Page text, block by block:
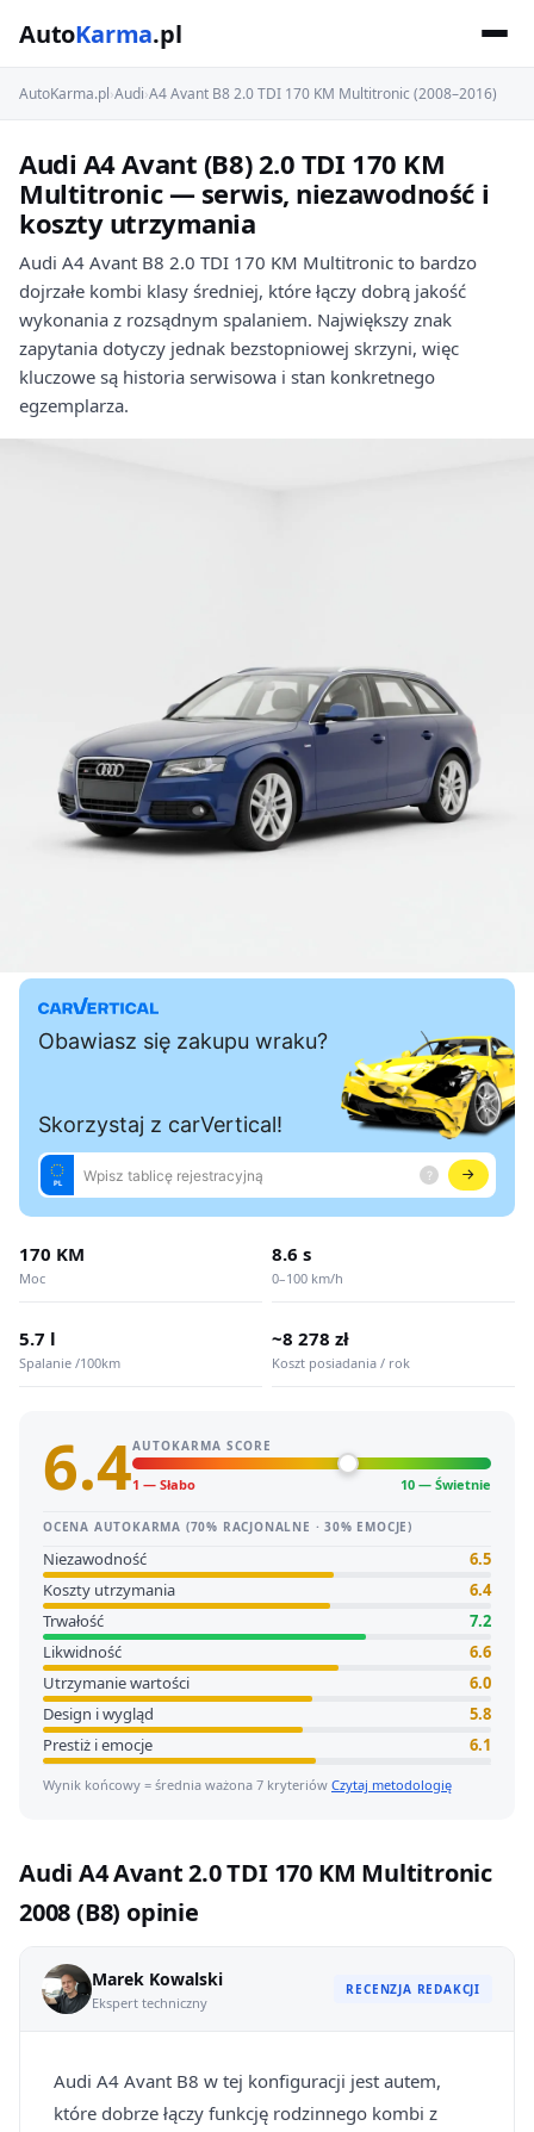
AutoKarma.pl
AutoKarma.pl›Audi›A4 Avant B8 2.0 TDI 170 KM Multitronic (2008–2016)
Audi A4 Avant (B8) 2.0 TDI 170 KM
Multitronic — serwis, niezawodność i
koszty utrzymania
Audi A4 Avant B8 2.0 TDI 170 KM Multitronic to bardzo
dojrzałe kombi klasy średniej, które łączy dobrą jakość
wykonania z rozsądnym spalaniem. Największy znak
zapytania dotyczy jednak bezstopniowej skrzyni, więc
kluczowe są historia serwisowa i stan konkretnego
egzemplarza.
170 KM
Moc
8.6 s
0–100 km/h
5.7 l
Spalanie /100km
~8 278 zł
Koszt posiadania / rok
6.4AUTOKARMA SCORE
1 — Słabo 10 — Świetnie
OCENA AUTOKARMA (70% RACJONALNE · 30% EMOCJE)
Niezawodność
6.5
Koszty utrzymania
6.4
Trwałość
7.2
Likwidność
6.6
Utrzymanie wartości
6.0
Design i wygląd
5.8
Prestiż i emocje
6.1
Wynik końcowy = średnia ważona 7 kryteriów Czytaj metodologię
Audi A4 Avant 2.0 TDI 170 KM Multitronic
2008 (B8) opinie
Marek Kowalski
Ekspert techniczny
RECENZJA REDAKCJI
Audi A4 Avant B8 w tej konfiguracji jest autem,
które dobrze łączy funkcję rodzinnego kombi z